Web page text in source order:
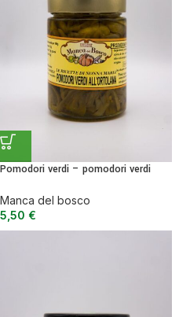
Pomodori verdi – pomodori verdi
Manca del bosco
5,50 €